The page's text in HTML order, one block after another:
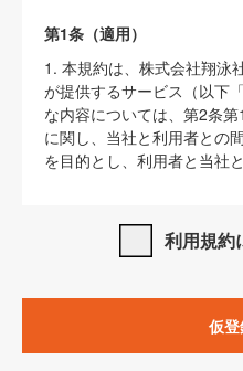
第1条（適用）
1. 本規約は、株式会社翔泳
が提供するサービス（以下
な内容については、第2条第
に関し、当社と利用者との
を目的とし、利用者と当社
SHOEISHA iDプライバ
サイト上でのデータの利用
3. 本規約の内容と、前項に
利用規約
仮